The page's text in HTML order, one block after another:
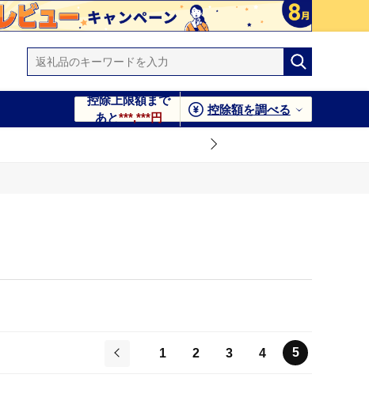
控除上限額まで
あと***,***円
控除額を調べる
1 2 3 4 5